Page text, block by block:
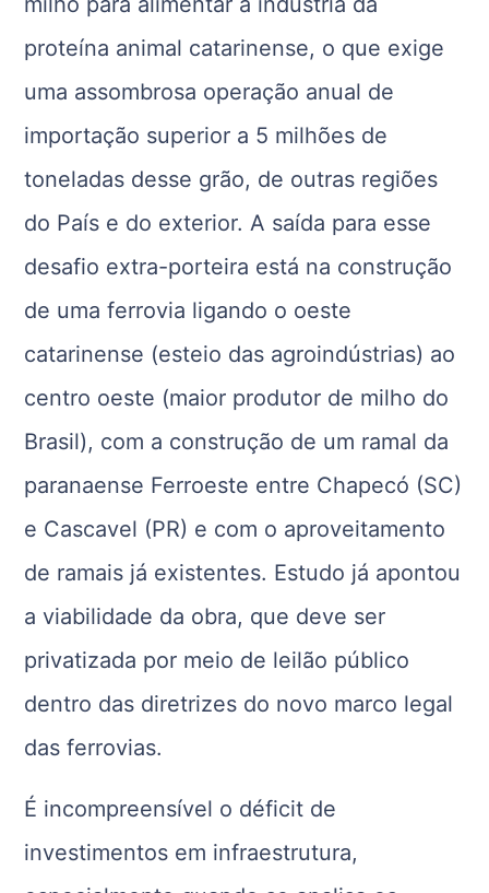
proteína animal catarinense, o que exige
uma assombrosa operação anual de
importação superior a 5 milhões de
toneladas desse grão, de outras regiões
do País e do exterior. A saída para esse
desafio extra-porteira está na construção
de uma ferrovia ligando o oeste
catarinense (esteio das agroindústrias) ao
centro oeste (maior produtor de milho do
Brasil), com a construção de um ramal da
paranaense Ferroeste entre Chapecó (SC)
e Cascavel (PR) e com o aproveitamento
de ramais já existentes. Estudo já apontou
a viabilidade da obra, que deve ser
privatizada por meio de leilão público
dentro das diretrizes do novo marco legal
das ferrovias.
É incompreensível o déficit de
investimentos em infraestrutura,